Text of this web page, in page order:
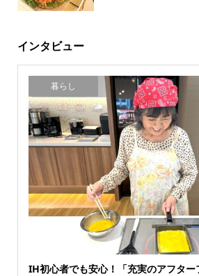
インタビュー
暮らし
IH初心者でも安心！「充実のアフタ